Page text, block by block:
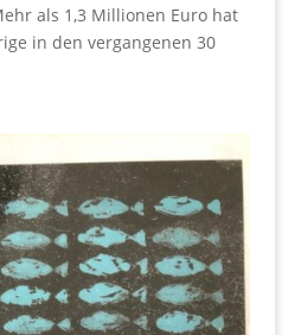
als 1,3 Millionen Euro hat
in den vergangenen 30